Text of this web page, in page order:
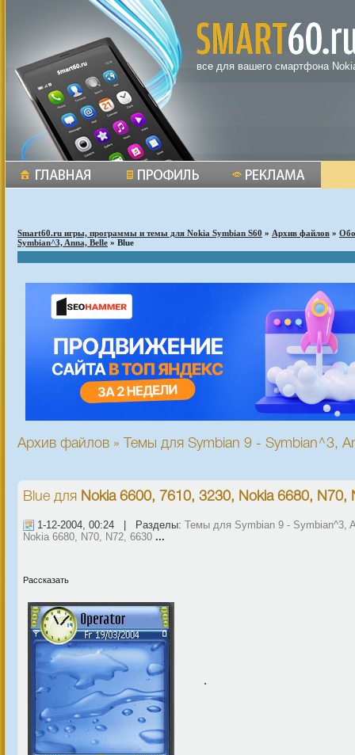
все для вашего смартфона
Smart60.ru игры, программы и темы для Nokia Symbian S60 » Архив файлов »
Symbian^3, Anna, Belle » Blue
Архив файлов » Темы для Symbian 9 - Symbian^3,
Blue для Nokia 6600, 7610, 3230, Nokia 6680, N70,
1-12-2004, 00:24 | Разделы: Темы для Symbian 9 - Symbian^3,
Nokia 6680, N70, N72, 6630 ...
Рассказать
.